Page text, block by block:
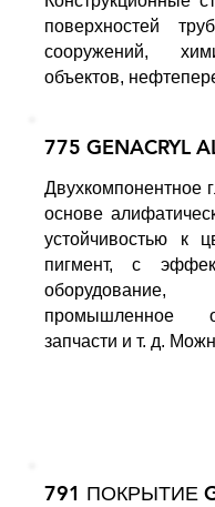
поверхностей
сооружений,
объектов,
775 GENACRYL
Двухкомпонентное
основе
устойчивостью к
пигмент, с
оборудование,
промышленное
запчасти и т. д.
791 ПОКРЫТИЕ